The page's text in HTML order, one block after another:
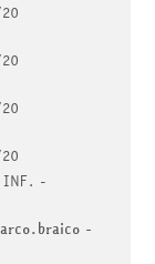
INF. -
-